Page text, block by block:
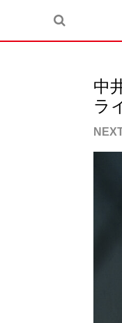
中
ラ